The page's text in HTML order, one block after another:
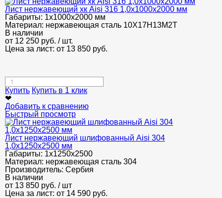
Лист нержавеющий хк Aisi 316 1,0х1000х2000 мм
Габариты: 1х1000х2000 мм
Материал: нержавеющая сталь 10Х17Н13М2Т
В наличии
от 12 250 руб. / шт.
Цена за лист: от 13 850 руб.
Купить Купить в 1 клик
❤
Добавить к сравнению
Быстрый просмотр
Лист нержавеющий шлифованный Aisi 304
1,0х1250х2500 мм
Габариты: 1х1250х2500
Материал: нержавеющая сталь 304
Производитель: Сербия
В наличии
от 13 850 руб. / шт
Цена за лист: от 14 590 руб.